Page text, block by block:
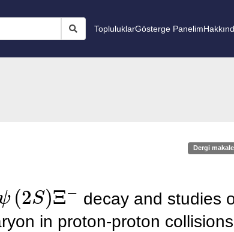
TopluluklarGösterge Panelim
Dergi
ψ 2S)Ξ−
decay and studies
in proton-proton